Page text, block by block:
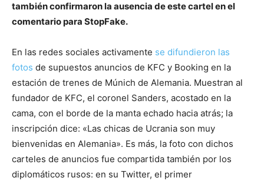
también confirmaron la ausencia de este cartel en el
comentario para StopFake.
En las redes sociales activamente se difundieron las
fotos de supuestos anuncios de KFC y Booking en la
estación de trenes de Múnich de Alemania. Muestran al
fundador de KFC, el coronel Sanders, acostado en la
cama, con el borde de la manta echado hacia atrás; la
inscripción dice: «Las chicas de Ucrania son muy
bienvenidas en Alemania». Es más, la foto con dichos
carteles de anuncios fue compartida también por los
diplomáticos rusos: en su Twitter, el primer